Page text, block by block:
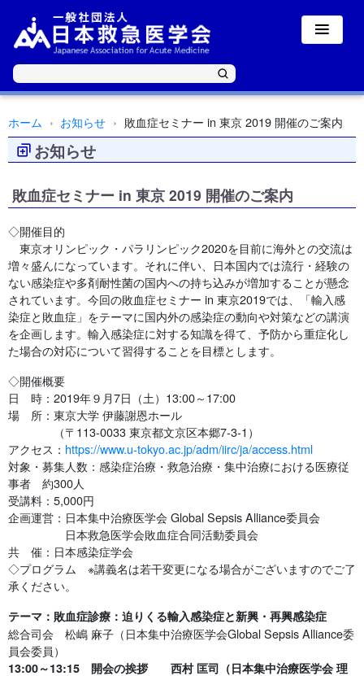
ホーム お知らせ 敗血症セミナー in 東京 2019 開催のご案内
お知らせ
敗血症セミナー in 東京 2019 開催のご案内
◇開催目的
東京オリンピック・パラリンピック2020を目前に海外との交流は
増々盛んになっています。それに伴い、日本国内では流行・経験の
ない感染症や多剤耐性菌の国内への持ち込みが増加することが懸念
されています。今回の敗血症セミナー in 東京2019では、「輸入感
染症と敗血症」をテーマに国内外の感染症の動向や対策などの講演
を企画します。輸入感染症に対する知識を得て、予防から重症化し
た場合の対応について習得することを目標とします。
◇開催概要
日 時：2019年９月7日（土）13:00～17:00
場 所：東京大学 伊藤謝恩ホール
（〒113-0033 東京都文京区本郷7-3-1）
アクセス： https://www.u-tokyo.ac.jp/adm/iirc/ja/access.html
対象・募集人数：感染症治療・救急治療・集中治療における医療従
事者 約300人
受講料：5,000円
企画運営：日本集中治療医学会 Global Sepsis Alliance委員会
日本救急医学会敗血症合同活動委員会
共 催：日本感染症学会
◇プログラム ※講義名は若干変更になる場合がございますのでご了
承ください。
テーマ：敗血症診療：迫りくる輸入感染症と新興・再興感染症
総合司会 松嶋 麻子（日本集中治療医学会Global Sepsis Alliance委
員会委員）
13:00～13:15 開会の挨拶 西村 匡司（日本集中治療医学会 理